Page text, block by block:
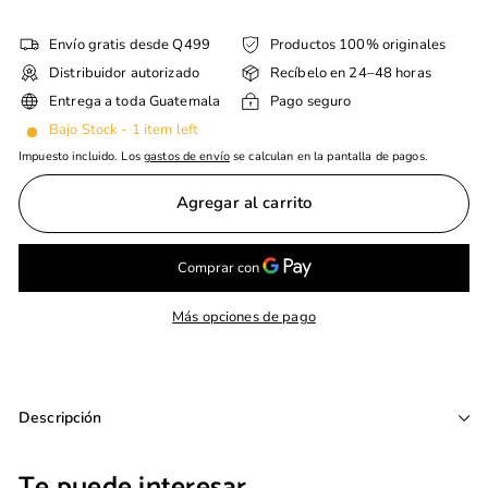
Envío gratis desde Q499
Productos 100% originales
Distribuidor autorizado
Recíbelo en 24–48 horas
Entrega a toda Guatemala
Pago seguro
Bajo Stock - 1 item left
Impuesto incluido. Los gastos de envíose calculan en la pantalla de pagos.
Agregar al carrito
Más opciones de pago
Descripción